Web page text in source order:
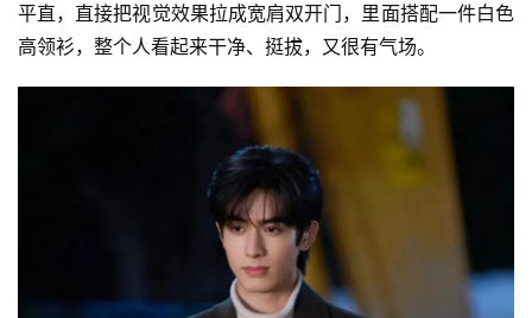
平直，直接把视觉效果拉成宽肩双开门，里面搭配一件白色
高领衫，整个人看起来干净、挺拔，又很有气场。